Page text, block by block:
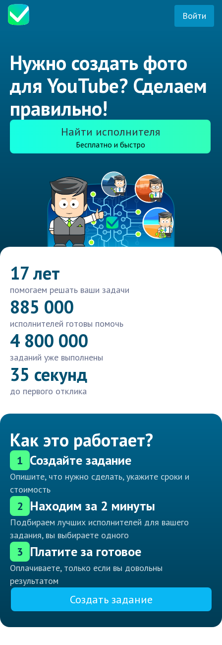
Войти
Нужно создать фото
для YouTube? Сделаем
правильно!
Найти исполнителя
Бесплатно и быстро
17 лет
помогаем решать ваши задачи
885 000
исполнителей готовы помочь
4 800 000
заданий уже выполнены
35 секунд
до первого отклика
Как это работает?
1 Создайте задание
Опишите, что нужно сделать, укажите сроки и
стоимость
2 Находим за 2 минуты
Подбираем лучших исполнителей для вашего
задания, вы выбираете одного
3 Платите за готовое
Оплачиваете, только если вы довольны
результатом
Создать задание